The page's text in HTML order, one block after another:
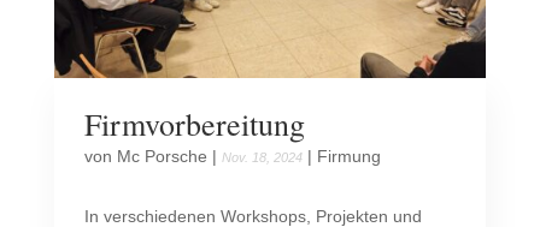
Firmvorbereitung
von Mc Porsche | Nov. 18, 2024| Firmung
In verschiedenen Workshops, Projekten und